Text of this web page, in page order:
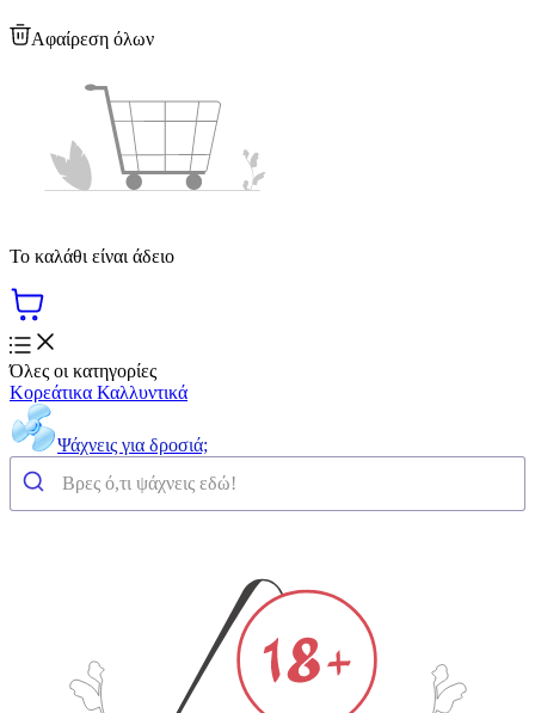
Αφαίρεση όλων
Το καλάθι είναι άδειο
Όλες οι κατηγορίες
Κορεάτικα Καλλυντικά
Ψάχνεις για δροσιά;